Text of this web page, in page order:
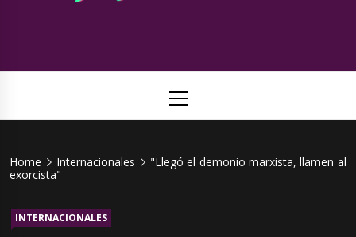
Viral
Menu
Home Internacionales
"Llegó el demonio marxista, llamen al
exorcista"
INTERNACIONALES